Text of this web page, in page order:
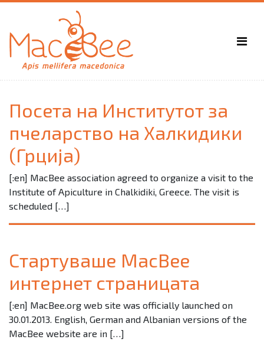
Посета на Институтот за
пчеларство на Халкидики
(Грција)
[:en] MacBee association agreed to organize a visit to the
Institute of Apiculture in Chalkidiki, Greece. The visit is
scheduled […]
Стартуваше MacBee
интернет страницата
[:en] MacBee.org web site was officially launched on
30.01.2013. English, German and Albanian versions of the
MacBee website are in […]